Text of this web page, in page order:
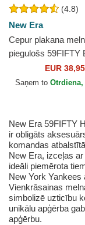
(4.8)
New Era
Cepur plakana
piegulošs 59FIFTY
Black no New York
MLB no New Era
EUR 38,95
Saņem to Otrdiena,
New Era 59FIFTY
ir obligāts
komandas
New Era, izceļas
ideāli piemērota
New York Yankees
Vienkrāsainas
simbolizē uzticību
unikālu apģērba
apģērbu.